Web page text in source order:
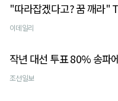
"따라잡겠다고? 꿈 깨라"
이데일리
작년 대선 투표 80% 송
조선일보